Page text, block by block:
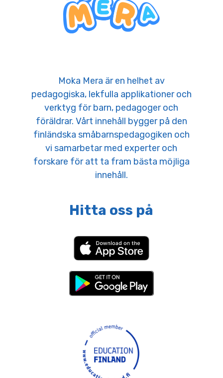
Moka Mera är en helhet av
pedagogiska, lekfulla applikationer och
verktyg för barn, pedagoger och
föräldrar. Vårt innehåll bygger på den
finländska småbarnspedagogiken och
vi samarbetar med experter och
forskare för att ta fram bästa möjliga
innehåll.
Hitta oss på